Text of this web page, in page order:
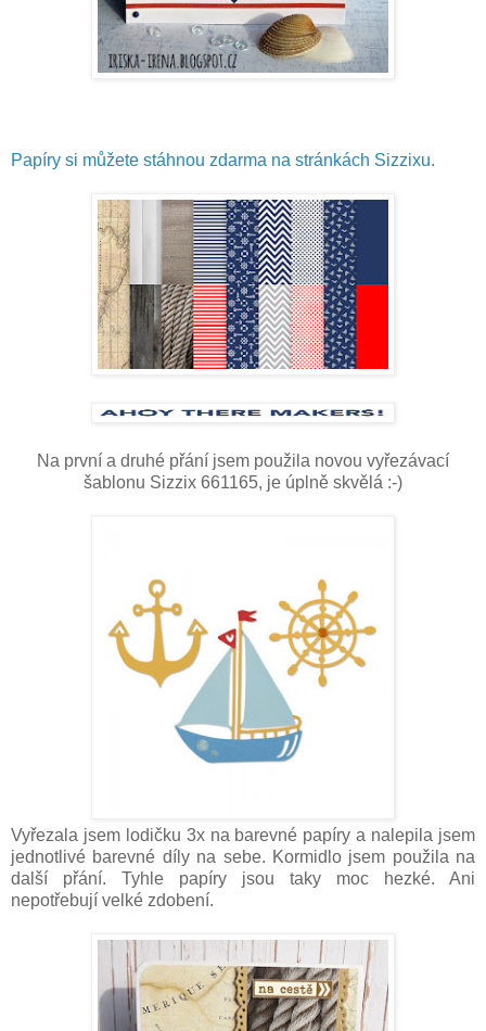
Papíry si můžete stáhnou zdarma na stránkách Sizzixu.
Na první a druhé přání jsem použila novou vyřezávací
šablonu Sizzix 661165, je úplně skvělá :-)
Vyřezala jsem lodičku 3x na barevné papíry a nalepila jsem
jednotlivé barevné díly na sebe. Kormidlo jsem použila na
další přání. Tyhle papíry jsou taky moc hezké. Ani
nepotřebují velké zdobení.